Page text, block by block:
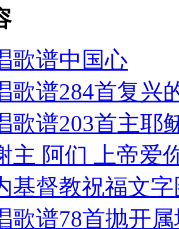
歌谱中国心
歌谱284首复兴
歌谱203首主耶
主 阿们 上帝爱
基督教祝福文
歌谱78首抛开